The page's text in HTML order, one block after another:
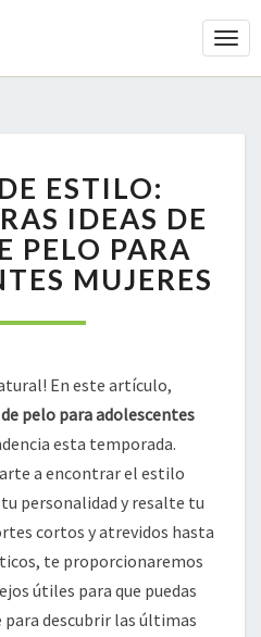
DE
ESTILO:
INSPIRADORAS
IDEAS
DE
DE
PARA
MUJERES
ESTILO:
IDEAS DE
PELO PARA
MUJERES
En este artículo,
pelo para adolescentes
esta temporada.
a encontrar el estilo
personalidad y resalte tu
cortos y atrevidos hasta
te proporcionaremos
útiles para que puedas
descubrir las últimas